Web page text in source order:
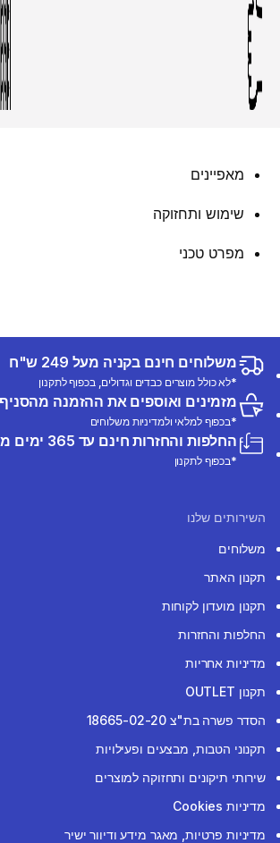
מאפיינים
שימוש ותחזוקה
מפרט טכני
משלוחים חינם בקניה מעל 249 ש"ח
*לא כולל מוצרים כבדים וגדולים, בכפוף לתקנון
מזמינים ואוספים את ההזמנה מהסניף
*בכפוף למלאי ולמדיניות משלוחים
החלפות והחזרות חינם עד 365 ימים ממועד הרכישה
*בכפוף לתקנון
השירותים שלנו
משלוחים
תקנון האתר
תקנון מועדון לקוחות
החלפות והחזרות
מדיניות אחריות
תקנון OUTLET
הסדר פשרה בת"צ 18665-02-20
תקנוני הטבות, מבצעים ופעילויות
שירותי תיקונים ותחזוקה למוצרים
מדיניות Cookies
מדיניות פרטיות, מאגר מידע ודיוור ישיר